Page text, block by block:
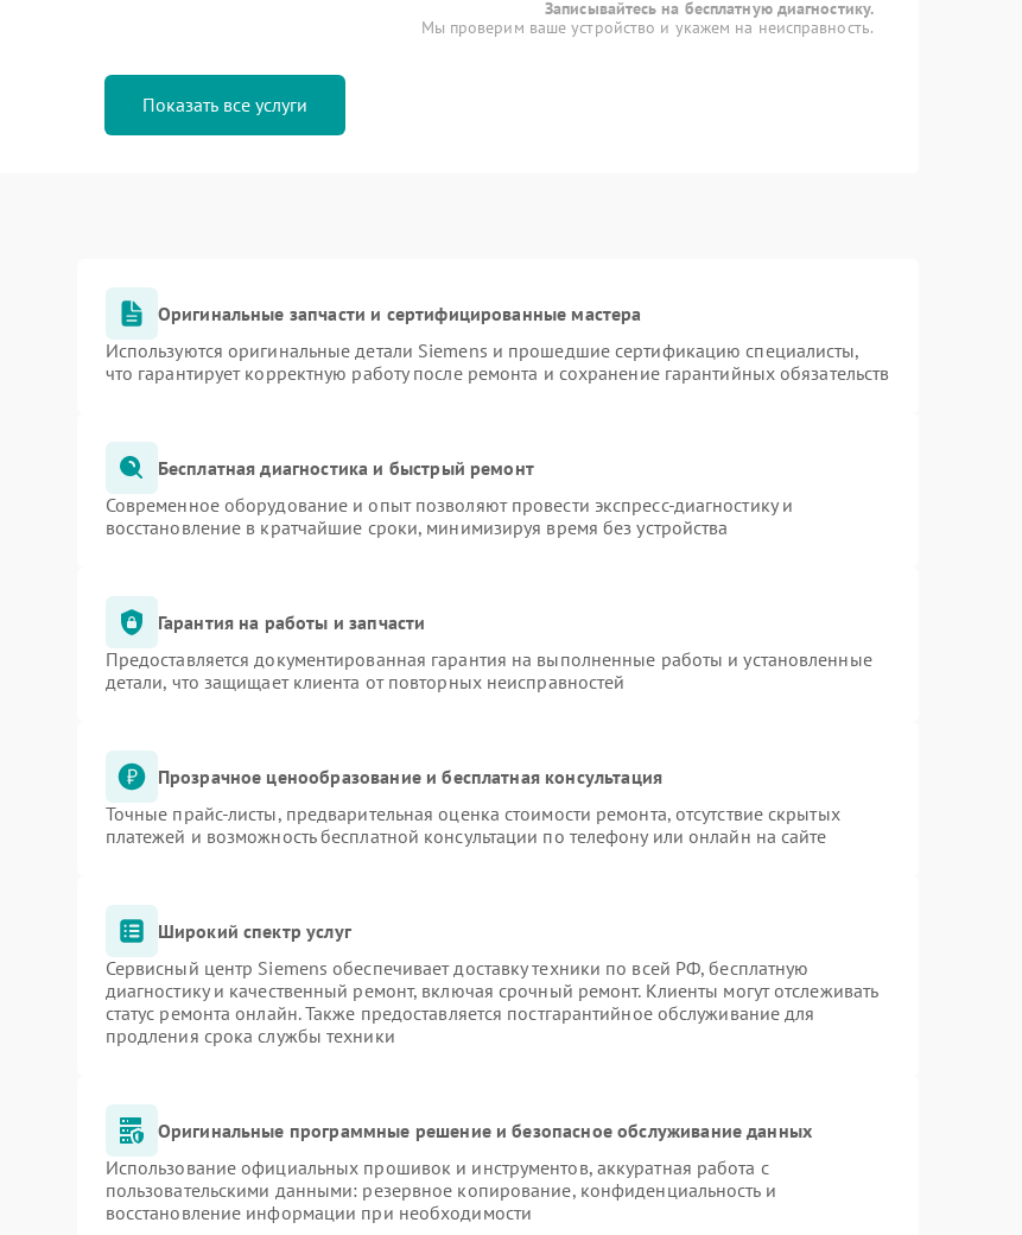
Записывайтесь на бесплатную диагностику.
Мы проверим ваше устройство и укажем на неисправность.
Показать все услуги
Оригинальные запчасти и сертифицированные мастера
Используются оригинальные детали Siemens и прошедшие сертификацию специалисты,
что гарантирует корректную работу после ремонта и сохранение гарантийных обязательств
Бесплатная диагностика и быстрый ремонт
Современное оборудование и опыт позволяют провести экспресс-диагностику и
восстановление в кратчайшие сроки, минимизируя время без устройства
Гарантия на работы и запчасти
Предоставляется документированная гарантия на выполненные работы и установленные
детали, что защищает клиента от повторных неисправностей
Прозрачное ценообразование и бесплатная консультация
Точные прайс-листы, предварительная оценка стоимости ремонта, отсутствие скрытых
платежей и возможность бесплатной консультации по телефону или онлайн на сайте
Широкий спектр услуг
Сервисный центр Siemens обеспечивает доставку техники по всей РФ, бесплатную
диагностику и качественный ремонт, включая срочный ремонт. Клиенты могут отслеживать
статус ремонта онлайн. Также предоставляется постгарантийное обслуживание для
продления срока службы техники
Оригинальные программные решение и безопасное обслуживание данных
Использование официальных прошивок и инструментов, аккуратная работа с
пользовательскими данными: резервное копирование, конфиденциальность и
восстановление информации при необходимости